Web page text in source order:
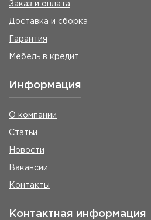
Заказ и оплата
Доставка и сборка
Гарантия
Мебель в кредит
Информация
О компании
Статьи
Новости
Вакансии
Контакты
Контактная информация